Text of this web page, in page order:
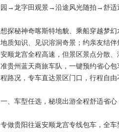
园→龙字田观景→沿途风光随拍→舒适
想探秘神奇喀斯特地貌、乘船穿越梦
地质知识、见识溶洞奇景；约亲友结
安顺龙宫全程高速，但景区景点分散
准贵州蓝天商旅车队，一键预约省心包
程路况，专车直达景区门口，行程自
一、车型任选，秘境出游全程舒适省心
专做贵阳往返安顺龙宫专线包车，全